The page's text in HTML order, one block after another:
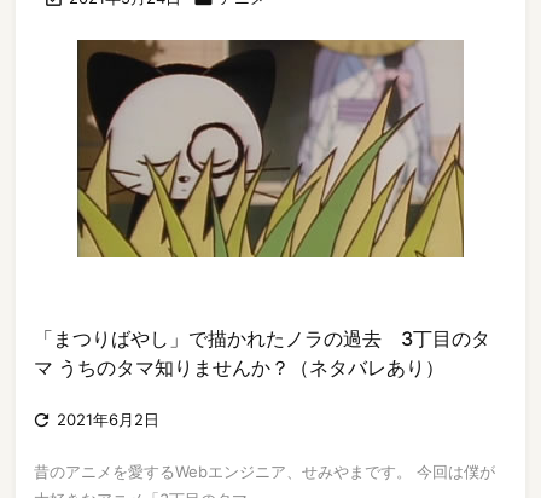
「まつりばやし」で描かれたノラの過去 3丁目のタ
マ うちのタマ知りませんか？（ネタバレあり）
 2021年6月2日
昔のアニメを愛するWebエンジニア、せみやまです。 今回は僕が